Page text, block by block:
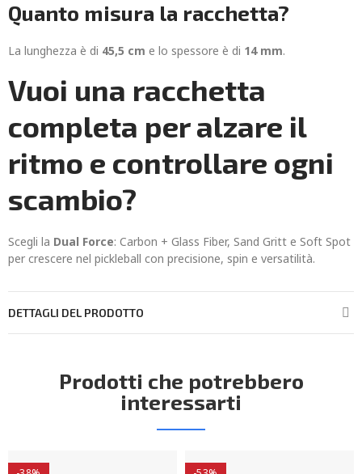
Quanto misura la racchetta?
La lunghezza è di 45,5 cm e lo spessore è di 14 mm.
Vuoi una racchetta
completa per alzare il
ritmo e controllare ogni
scambio?
Scegli la Dual Force: Carbon + Glass Fiber, Sand Gritt e Soft Spot
per crescere nel pickleball con precisione, spin e versatilità.
DETTAGLI DEL PRODOTTO
Prodotti che potrebbero
interessarti